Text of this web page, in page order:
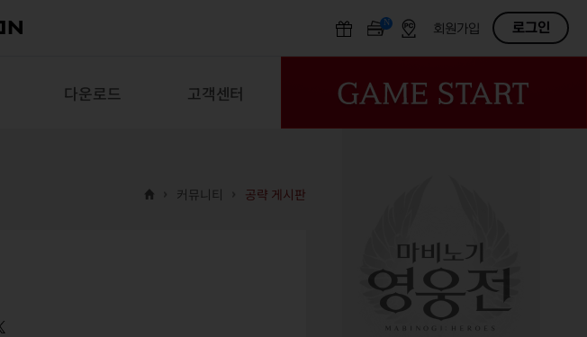
N OFF회원가입 로그인
다운로드 고객센터
커뮤니티 공략 게시판